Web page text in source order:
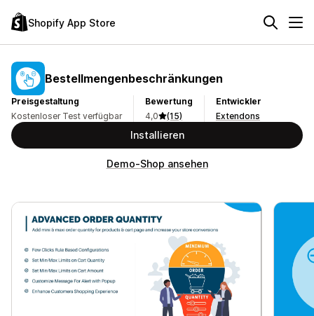
Shopify App Store
Bestellmengenbeschränkungen
Preisgestaltung
Kostenloser Test verfügbar
Bewertung
4,0
(15)
Entwickler
Extendons
Installieren
Demo-Shop ansehen